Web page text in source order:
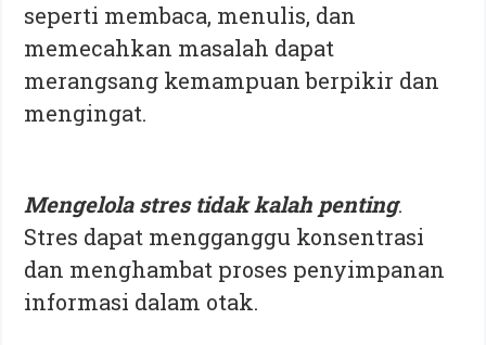
seperti membaca, menulis, dan
memecahkan masalah dapat
merangsang kemampuan berpikir dan
mengingat.
Mengelola stres tidak kalah penting.
Stres dapat mengganggu konsentrasi
dan menghambat proses penyimpanan
informasi dalam otak.